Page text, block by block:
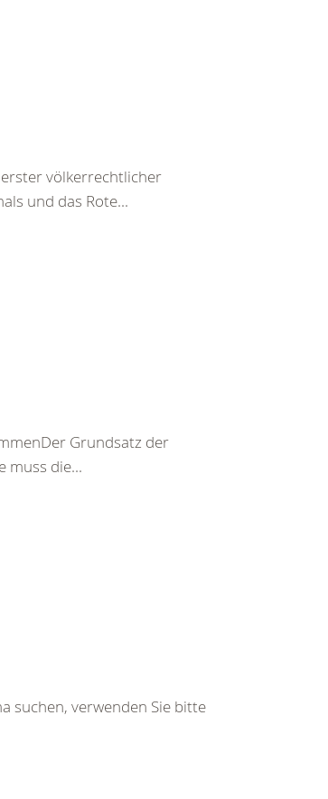
völkerrechtlicher
und das Rote...
Grundsatz der
muss die...
suchen, verwenden Sie bitte